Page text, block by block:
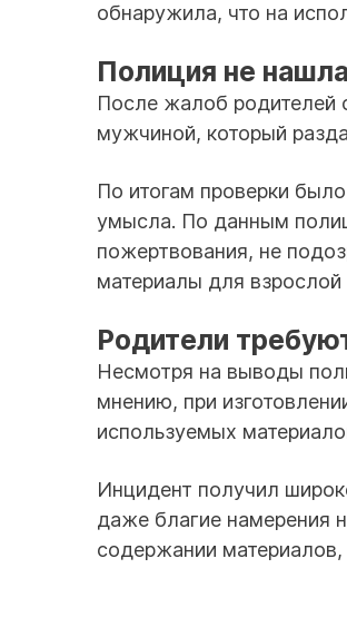
обнаружила, что на
Полиция не
После жалоб родителей
мужчиной, который
По итогам проверки
умысла. По данным
пожертвования, не
материалы для взрослой
Родители
Несмотря на выводы
мнению, при
используемых
Инцидент получил
даже благие намерения
содержании